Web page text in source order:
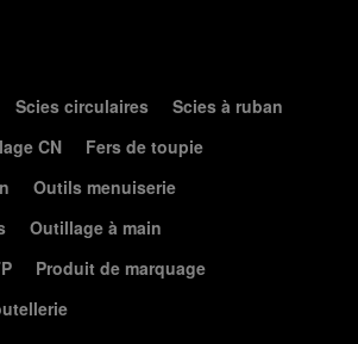
Scies circulaires
Scies à ruban
CN
Fers de toupie
Outils menuiserie
Outillage à main
Produit de marquage